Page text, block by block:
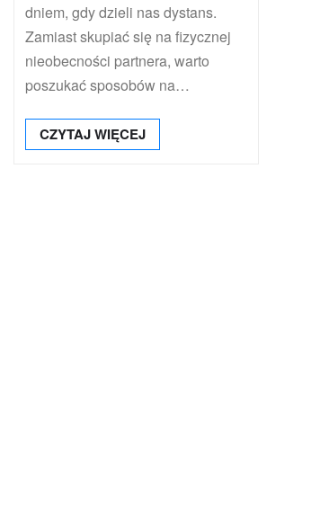
dniem, gdy dzieli nas dystans.
Zamiast skupiać się na fizycznej
nieobecności partnera, warto
poszukać sposobów na…
CZYTAJ WIĘCEJ